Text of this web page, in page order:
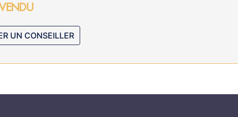
UN CONSEILLER